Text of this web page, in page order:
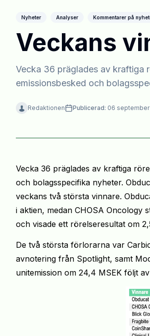
Nyheter Analyser Kommentarer på
Veckans
Vecka 36 präglades av kraftiga
emissionsbesked och
Redaktionen Publicerad: 06 september
Vecka 36 präglades av kraftiga
och bolagsspecifika nyheter.
veckans två största vinnare.
i aktien, medan CHOSA Oncology
och visade ett rörelseresultat om
De två största förlorarna var
avnotering från Spotlight, samt
unitemission om 24,4 MSEK följt